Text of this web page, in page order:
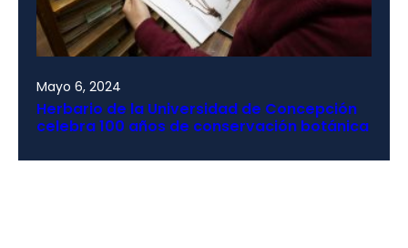
Mayo 6, 2024
Herbario de la Universidad de Concepción
celebra 100 años de conservación botánica